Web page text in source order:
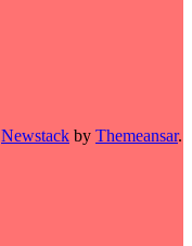
Newstack by Themeansar.